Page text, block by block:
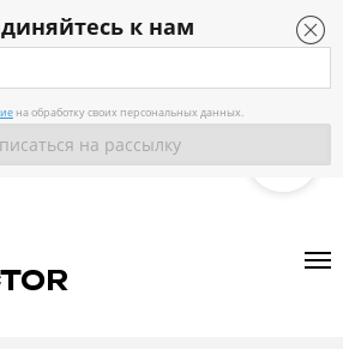
к нам
на обработку своих персональных данных.